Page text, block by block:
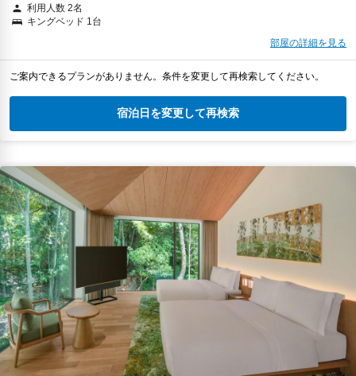
利用人数 2名
キングベッド 1台
部屋の詳細を見る
ご案内できるプランがありません。条件を変更して再検索してください。
宿泊日を変更して再検索